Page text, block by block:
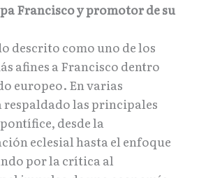
Francisco y promotor de su
descrito como uno de los
afines a Francisco dentro
europeo. En varias
respaldado las principales
desde la
eclesial hasta el enfoque
por la crítica al